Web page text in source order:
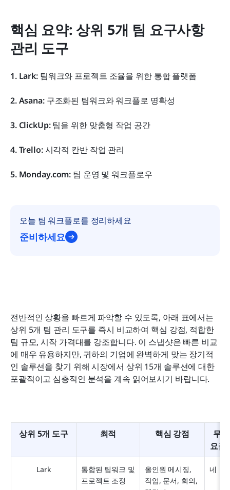
핵심 요약: 상위 5개 팀 요구사항
관리 도구
1. Lark: 팀워크와 프로젝트 조율을 위한 통합 플랫폼
2. Asana: 구조화된 팀워크와 워크플로 명확성
3. ClickUp: 팀을 위한 맞춤형 작업 공간
4. Trello: 시각적 칸반 작업 관리
5. Monday.com: 팀 운영 및 워크플로우
오늘 팀 워크플로를 정리하세요
준비하세요
전반적인 상황을 빠르게 파악할 수 있도록, 아래 표에서는
상위 5개 팀 관리 도구를 즉시 비교하여 핵심 강점, 적합한
팀 규모, 시작 가격대를 강조합니다. 이 스냅샷은 빠른 비교
에 매우 유용하지만, 귀하의 기업에 완벽하게 맞는 장기적
인 솔루션을 찾기 위해 시장에서 상위 15개 솔루션에 대한
포괄적이고 심층적인 분석을 계속 읽어보시기 바랍니다.
상위 5개 도구 최적 핵심 강점
무료
요금
Lark
통합된 팀워크 및
프로젝트 조정
올인원 메시징,
작업, 문서, 회의,
네